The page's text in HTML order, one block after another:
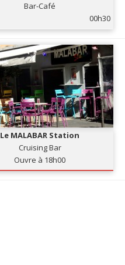
Bar-Café
00h30
Le MALABAR Station
Cruising Bar
Ouvre à 18h00